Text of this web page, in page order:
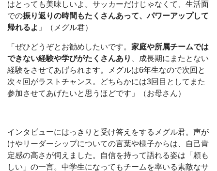
はとっても美味しいよ。サッカーだけじゃなくて、生活面
での振り返りの時間もたくさんあって、パワーアップして
帰れるよ 」（メグル君）
「ぜひどうぞとお勧めしたいです。 家庭や所属チームでは
できない経験や学びがたくさんあり
、成長期にまたとない
経験をさせてあげられます。メグルは6年生なので次回と
次々回がラストチャンス。どちらかには3回目としてまた
参加させてあげたいと思うほどです」（お母さん）
インタビューにはっきりと受け答えをするメグル君。声が
けやリーダーシップについての言葉や様子からは、自己肯
定感の高さが伺えました。自信を持って語れる姿は「頼も
しい」の一言。中学生になってもチームを率いる素敵なサ